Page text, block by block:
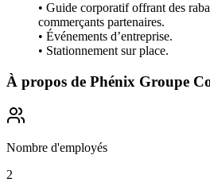
• Guide corporatif offrant des
commerçants partenaires.
• Événements d’entreprise.
• Stationnement sur place.
À propos de Phénix Groupe
Nombre d'employés
2